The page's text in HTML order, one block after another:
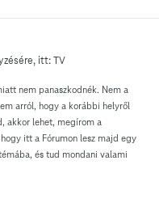
itt:TV
nem panaszkodnék. Nem a
arról, hogy a korábbi helyről
akkor lehet, megírom a
itt a Fórumon lesz majd egy
és tud mondani valami